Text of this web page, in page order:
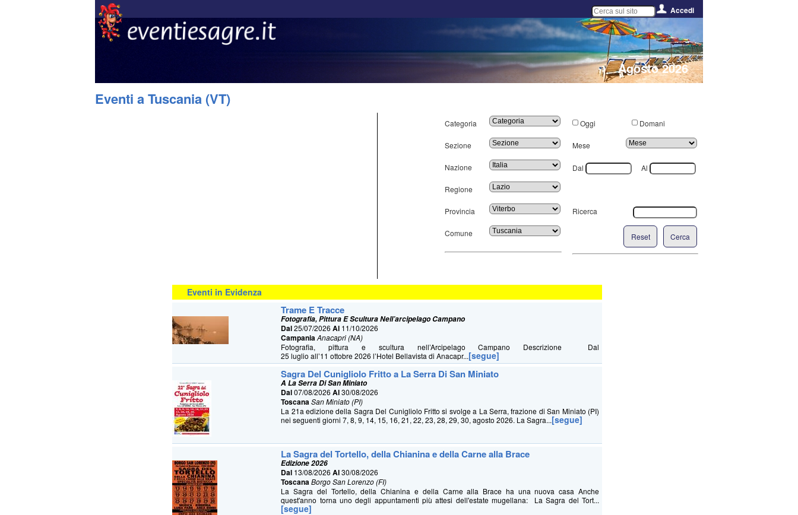
Accedi
Agosto 2026
Eventi a Tuscania (VT)
Categoria
Sezione
Nazione
Regione
Provincia
Comune
Oggi Domani
Mese
Dal Al
Ricerca
Cerca
Reset
Eventi in Evidenza
Trame E Tracce
Fotografia, Pittura E Scultura Nell’arcipelago Campano
Dal25/07/2026Al 11/10/2026
CampaniaAnacapri (NA)
Fotografia, pittura e scultura nell’Arcipelago Campano Descrizione Dal
25 luglio all’11 ottobre 2026 l’Hotel Bellavista di Anacapr...[segue]
Sagra Del Cunigliolo Fritto a La Serra Di San Miniato
A La Serra Di San Miniato
Dal07/08/2026Al30/08/2026
ToscanaSan Miniato (PI)
La 21a edizione della Sagra Del Cunigliolo Fritto si svolge a La Serra, frazione di San Miniato (PI)
nei seguenti giorni 7, 8, 9, 14, 15, 16, 21, 22, 23, 28, 29, 30, agosto 2026. La Sagra...[segue]
La Sagra del Tortello, della Chianina e della Carne alla Brace
Edizione 2026
Dal 13/08/2026Al30/08/2026
ToscanaBorgo San Lorenzo (FI)
La Sagra del Tortello, della Chianina e della Carne alla Brace ha una nuova casa Anche
quest'anno torna uno degli appuntamenti più attesi dell'estate mugellana: La Sagra del Tort...
[segue]